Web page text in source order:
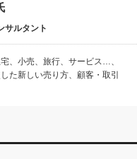
サルタント
、小売、旅行、サービス…、
た新しい売り方、顧客・取引